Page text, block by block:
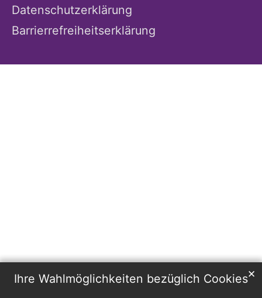
Ihre Wahlmöglichkeiten bezüglich Cookies✕
Datenschutzerklärung
Barrierrefreiheitserklärung